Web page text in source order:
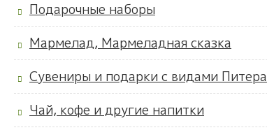
Подарочные наборы
Мармелад, Мармеладная сказка
Сувениры и подарки с видами Питера
Чай, кофе и другие напитки